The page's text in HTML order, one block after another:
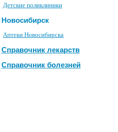
Детские поликлиники
Новосибирск
Аптеки Новосибирска
Справочник лекарств
Справочник болезней